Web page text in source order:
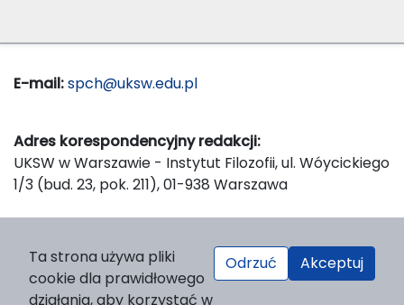
E-mail:spch@uksw.edu.pl
Adres korespondencyjny redakcji:
UKSW w Warszawie - Instytut Filozofii, ul. Wóycickiego
1/3 (bud. 23, pok. 211), 01-938 Warszawa
Wydawnictwo Naukowe UKSW, ul. Dewajtis 5, domek
nr 2, 01-815 Warszawa
Ta strona używa pliki
cookie dla prawidłowego
działania, aby korzystać w
Odrzuć Akceptuj